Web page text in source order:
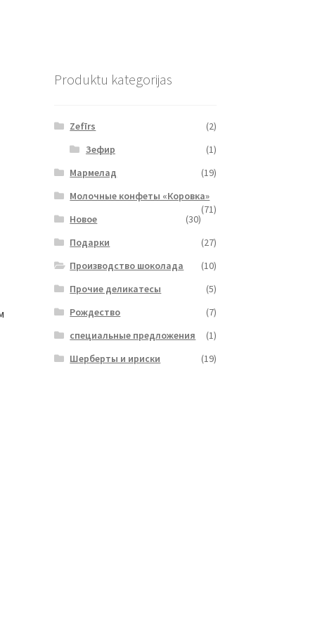
Produktu kategorijas
Zefīrs
(2)
Зефир
(1)
Мармелад
(19)
Молочные конфеты «Коровка»
(71)
Новое
(30)
Подарки
(27)
Производство шоколада
(10)
Прочие деликатесы
(5)
Рождество
(7)
специальные предложения
(1)
Шерберты и ириски
(19)